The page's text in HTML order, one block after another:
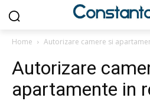
Home Autorizare camere si
Autorizare
apartamente in